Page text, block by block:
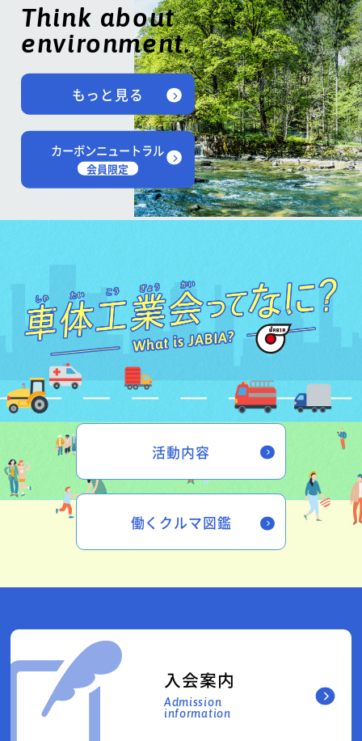
Think about
environment.
もっと見る
カーボンニュートラル
会員限定
活動内容
働くクルマ図鑑
入会案内
Admission
information